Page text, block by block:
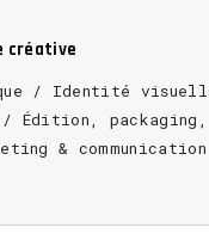
créative
/ Identité
/ Édition,
& communication